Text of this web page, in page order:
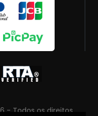
- Todos os direitos